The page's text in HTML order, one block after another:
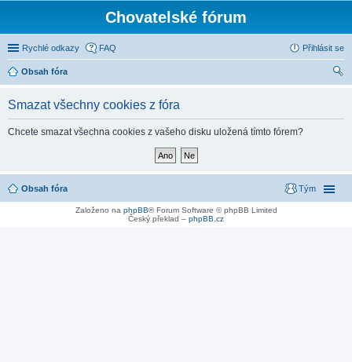
Chovatelské fórum
Rychlé odkazy FAQ Přihlásit se
Obsah fóra
Smazat všechny cookies z fóra
Chcete smazat všechna cookies z vašeho disku uložená tímto fórem?
Obsah fóra Tým
Založeno na phpBB® Forum Software © phpBB Limited
Český překlad – phpBB.cz